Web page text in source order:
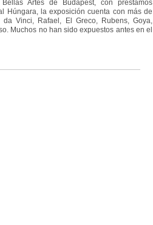
Artes de Budapest, con préstamos
Húngara, la exposición cuenta con más de
Vinci, Rafael, El Greco, Rubens, Goya,
Muchos no han sido expuestos antes en el